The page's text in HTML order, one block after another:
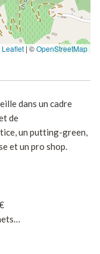
Leaflet | ©OpenStreetMap
dans un cadre
de
un putting-green,
et un pro shop.